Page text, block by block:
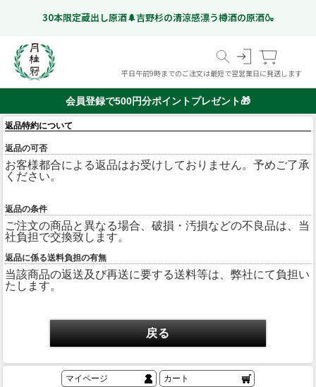
30本限定蔵出し原酒🌲吉野杉の清涼感漂う樽酒の原酒🍶
平日午前9時までのご注文は最短で翌営業日に発送します
日本酒
ギフト特集
スペシャルフリー
会員登録で500円分ポイントプレゼント🎁
返品特約について
返品の可否
お客様都合による返品はお受けしておりません。予めご了承
ください。
返品の条件
ご注文の商品と異なる場合、破損・汚損などの不良品は、当
社負担で交換致します。
返品に係る送料負担の有無
当該商品の返送及び再送に要する送料等は、弊社にて負担い
たします。
戻る
マイページ カート